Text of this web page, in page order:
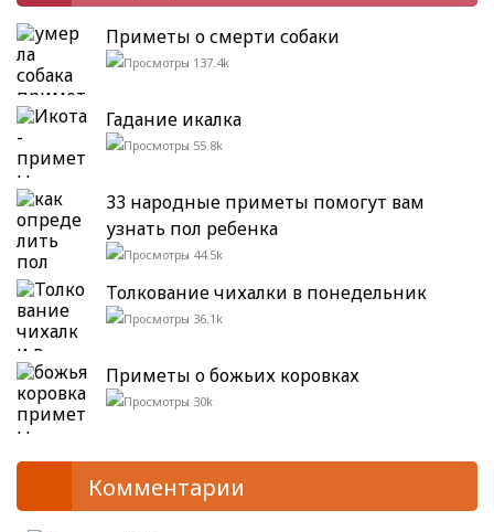
Приметы о смерти собаки
137.4k
Гадание икалка
55.8k
33 народные приметы помогут вам
узнать пол ребенка
44.5k
Толкование чихалки в понедельник
36.1k
Приметы о божьих коровках
30k
Комментарии